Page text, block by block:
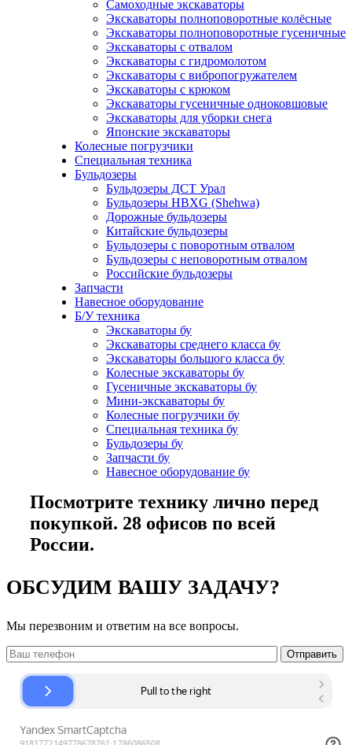
Самоходные экскаваторы
Экскаваторы полноповоротные колёсные
Экскаваторы полноповоротные гусеничные
Экскаваторы с отвалом
Экскаваторы с гидромолотом
Экскаваторы с вибропогружателем
Экскаваторы с крюком
Экскаваторы гусеничные одноковшовые
Экскаваторы для уборки снега
Японские экскаваторы
Колесные погрузчики
Специальная техника
Бульдозеры
Бульдозеры ДСТ Урал
Бульдозеры HBXG (Shehwa)
Дорожные бульдозеры
Китайские бульдозеры
Бульдозеры с поворотным отвалом
Бульдозеры с неповоротным отвалом
Российские бульдозеры
Запчасти
Навесное оборудование
Б/У техника
Экскаваторы бу
Экскаваторы среднего класса бу
Экскаваторы большого класса бу
Колесные экскаваторы бу
Гусеничные экскаваторы бу
Мини-экскаваторы бу
Колесные погрузчики бу
Специальная техника бу
Бульдозеры бу
Запчасти бу
Навесное оборудование бу
Посмотрите технику лично перед
покупкой. 28 офисов по всей
России.
ОБСУДИМ ВАШУ ЗАДАЧУ?
Мы перезвоним и ответим на все вопросы.